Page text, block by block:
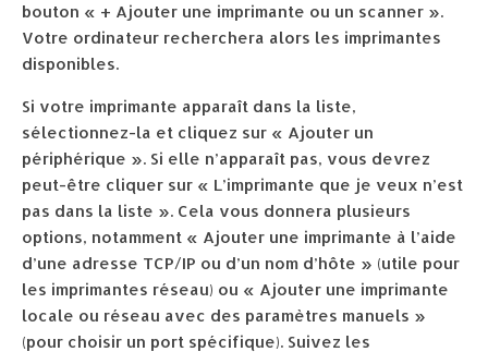
bouton « + Ajouter une imprimante ou un scanner ».
Votre ordinateur recherchera alors les imprimantes
disponibles.
Si votre imprimante apparaît dans la liste,
sélectionnez-la et cliquez sur « Ajouter un
périphérique ». Si elle n’apparaît pas, vous devrez
peut-être cliquer sur « L’imprimante que je veux n’est
pas dans la liste ». Cela vous donnera plusieurs
options, notamment « Ajouter une imprimante à l’aide
d’une adresse TCP/IP ou d’un nom d’hôte » (utile pour
les imprimantes réseau) ou « Ajouter une imprimante
locale ou réseau avec des paramètres manuels »
(pour choisir un port spécifique). Suivez les